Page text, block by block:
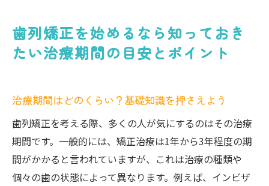
歯列矯正を始めるなら知っておき
たい治療期間の目安とポイント
治療期間はどのくらい？基礎知識を押さえよう
歯列矯正を考える際、多くの人が気にするのはその治療
期間です。一般的には、矯正治療は1年から3年程度の期
間がかかると言われていますが、これは治療の種類や
個々の歯の状態によって異なります。例えば、インビザ